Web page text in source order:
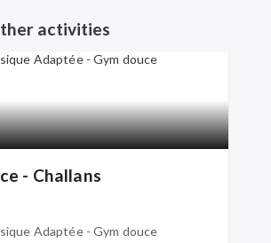
activities
- Challans
Adaptée - Gym douce